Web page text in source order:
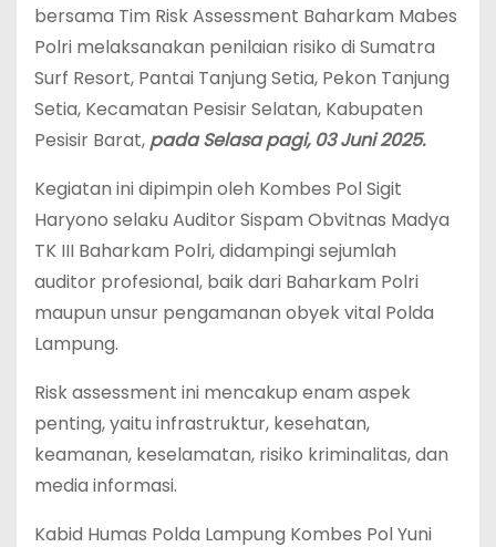
bersama Tim Risk Assessment Baharkam Mabes
Polri melaksanakan penilaian risiko di Sumatra
Surf Resort, Pantai Tanjung Setia, Pekon Tanjung
Setia, Kecamatan Pesisir Selatan, Kabupaten
Pesisir Barat, pada Selasa pagi, 03 Juni 2025.
Kegiatan ini dipimpin oleh Kombes Pol Sigit
Haryono selaku Auditor Sispam Obvitnas Madya
TK III Baharkam Polri, didampingi sejumlah
auditor profesional, baik dari Baharkam Polri
maupun unsur pengamanan obyek vital Polda
Lampung.
Risk assessment ini mencakup enam aspek
penting, yaitu infrastruktur, kesehatan,
keamanan, keselamatan, risiko kriminalitas, dan
media informasi.
Kabid Humas Polda Lampung Kombes Pol Yuni